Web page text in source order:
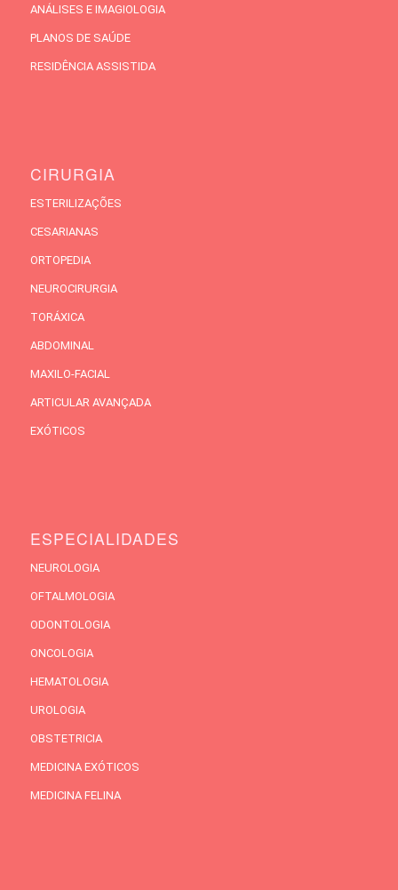
ANÁLISES E IMAGIOLOGIA
PLANOS DE SAÚDE
RESIDÊNCIA ASSISTIDA
CIRURGIA
ESTERILIZAÇÕES
CESARIANAS
ORTOPEDIA
NEUROCIRURGIA
TORÁXICA
ABDOMINAL
MAXILO-FACIAL
ARTICULAR AVANÇADA
EXÓTICOS
ESPECIALIDADES
NEUROLOGIA
OFTALMOLOGIA
ODONTOLOGIA
ONCOLOGIA
HEMATOLOGIA
UROLOGIA
OBSTETRICIA
MEDICINA EXÓTICOS
MEDICINA FELINA